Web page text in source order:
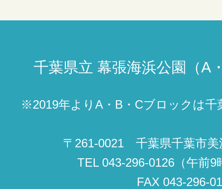
千葉県立 幕張海浜公園（A
※2019年よりA・B・Cブロックは千
〒261-0021 千葉県千葉市美
TEL 043-296-0126（午前
FAX 043-296-